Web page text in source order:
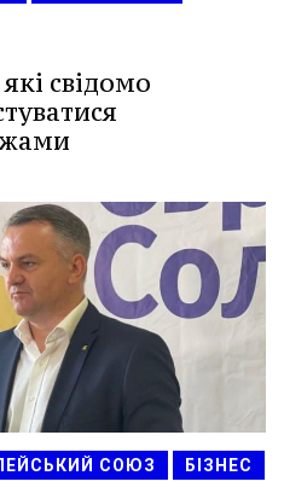
свідомо
СОЮЗ БІЗНЕС